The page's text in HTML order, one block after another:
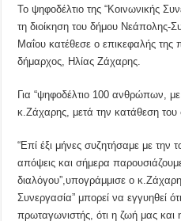
Το ψηφοδέλτιο της “Κοινωνικής
τη διοίκηση του δήμου Νεάπολης-
Μαΐου κατέθεσε ο επικεφαλής της
δήμαρχος, Ηλίας Ζάχαρης.
Για “ψηφοδέλτιο 100 ανθρώπων,
κ.Ζάχαρης, μετά την κατάθεση του
“Επί έξι μήνες συζητήσαμε με την
απόψεις και σήμερα
διαλόγου”,υπογράμμισε ο
Συνεργασία” μπορεί να εγγυηθεί
πρωταγωνιστής, ότι η ζωή μας και